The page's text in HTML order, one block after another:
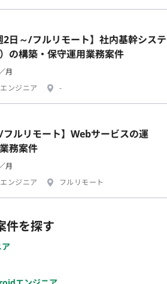
2日～/フルリモート】社内基幹システ
の構築・保守運用業務案件
月
ンジニア
-
/フルリモート】Webサービスの運
務案件
月
ンジニア
フルリモート
件を探す